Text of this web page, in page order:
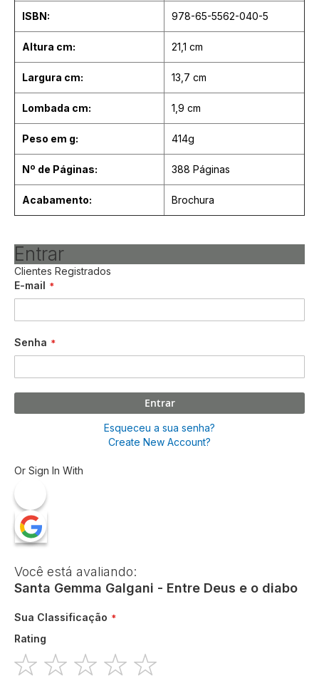
ISBN: 978-65-5562-040-5
Altura cm: 21,1 cm
Largura cm: 13,7 cm
Lombada cm: 1,9 cm
Peso em g: 414g
Nº de Páginas: 388 Páginas
Acabamento: Brochura
Você está avaliando:
Santa Gemma Galgani - Entre Deus e o diabo
Sua Classificação
Rating
Entrar
Clientes Registrados
E-mail
Senha
Entrar
Esqueceu a sua senha?
Create New Account?
Or Sign In With